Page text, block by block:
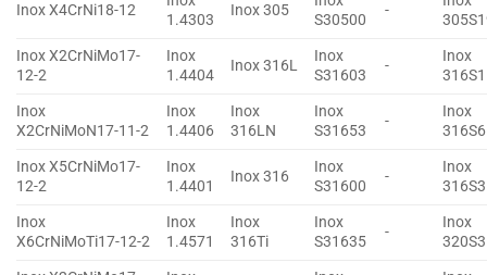
Inox X4CrNi18-12
1.4303
Inox 305
S30500
-
Inox X2CrNiMo17-
12-2
Inox
1.4404
Inox 316L
Inox
S31603
-
Inox
Inox
X2CrNiMoN17-11-2
Inox
1.4406
Inox
316LN
Inox
S31653
-
Inox
Inox X5CrNiMo17-
12-2
Inox
1.4401
Inox 316
Inox
S31600
-
Inox
Inox
X6CrNiMoTi17-12-2
Inox
1.4571
Inox
316Ti
Inox
S31635
-
Inox